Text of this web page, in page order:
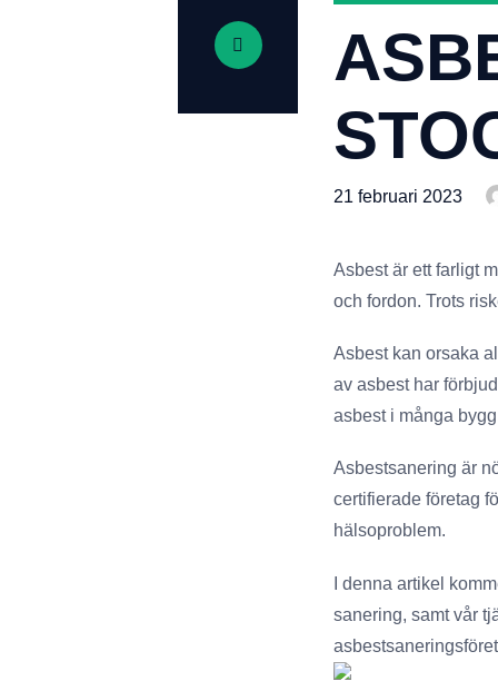
21 februari 2023
Asbest är ett farligt
och fordon. Trots
Asbest kan orsaka
av asbest har
asbest i många
Asbestsanering är
certifierade företag
hälsoproblem.
I denna artikel
sanering, samt vår